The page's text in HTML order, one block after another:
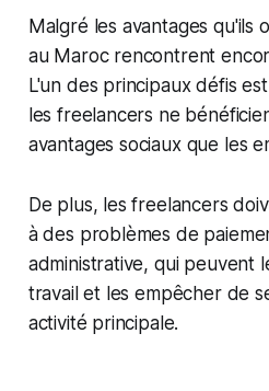
Malgré les avantages qu'ils
au Maroc rencontrent
L'un des principaux défis
les freelancers ne
avantages sociaux que les
De plus, les freelancers
à des problèmes de
administrative, qui peuvent
travail et les empêcher de
activité principale.